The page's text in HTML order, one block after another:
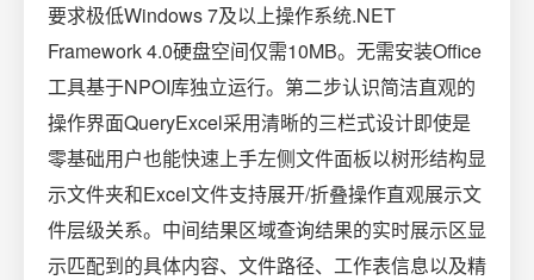
要求极低Windows 7及以上操作系统.NET
Framework 4.0硬盘空间仅需10MB。无需安装Office
工具基于NPOI库独立运行。第二步认识简洁直观的
操作界面QueryExcel采用清晰的三栏式设计即使是
零基础用户也能快速上手左侧文件面板以树形结构显
示文件夹和Excel文件支持展开/折叠操作直观展示文
件层级关系。中间结果区域查询结果的实时展示区显
示匹配到的具体内容、文件路径、工作表信息以及精